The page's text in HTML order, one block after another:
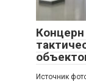
Источник